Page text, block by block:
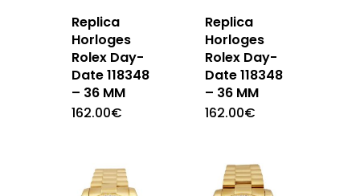
Replica
Horloges
Rolex Day-
Date 118348
– 36 MM
162.00€
Replica
Horloges
Rolex Day-
Date 118348
– 36 MM
162.00€